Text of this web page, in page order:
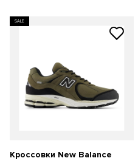
SALE
Кроссовки New Balance